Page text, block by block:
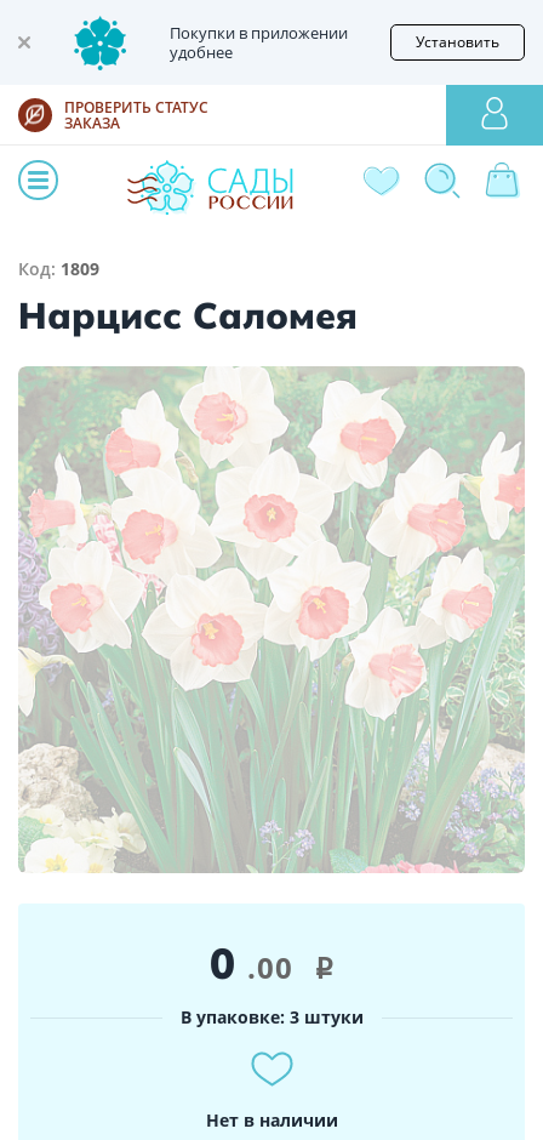
Покупки в приложении
удобнее
Установить
ПРОВЕРИТЬ СТАТУС
ЗАКАЗА
Код: 1809
Нарцисс Саломея
0 .00 i
В упаковке: 3 штуки
Нет в наличии